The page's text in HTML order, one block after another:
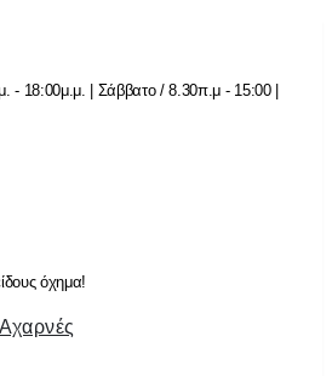
- 18:00μ.μ. | Σάββατο / 8.30π.μ - 15:00 |
όχημα!